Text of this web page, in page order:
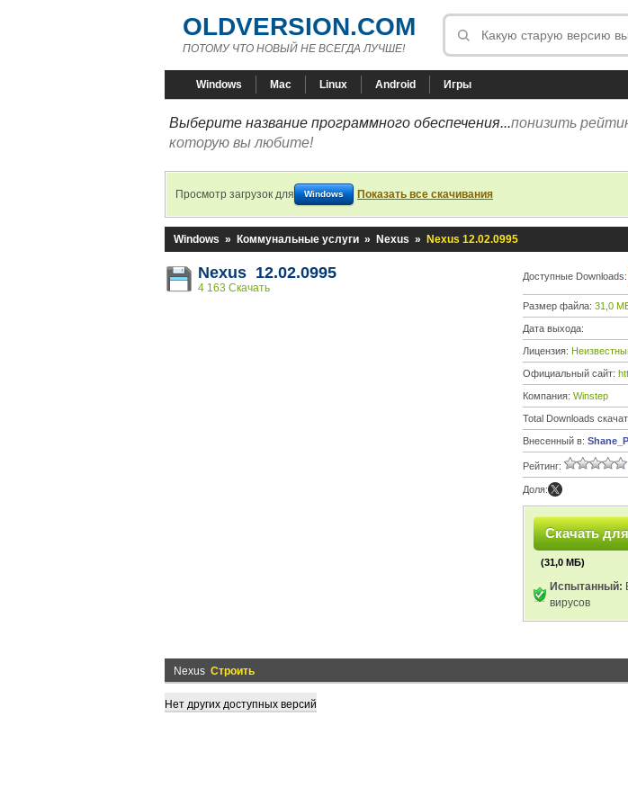
OLDVERSION.COM
ПОТОМУ ЧТО НОВЫЙ НЕ ВСЕГДА ЛУЧШЕ!
Windows Mac Linux Android Игры
Выберите название программного обеспечения...понизить
которую вы любите!
Просмотр загрузок для Windows Показать все скачивания
Windows » Коммунальные услуги » Nexus » Nexus 12.02.0995
Nexus 12.02.0995
4 163 Скачать
Доступные Downloads:
Размер файла: 31,0
Дата выхода:
Лицензия:
Официальный сайт:
Компания: Winstep
Total Downloads
Внесенный в:
Рейтинг:
Доля:
Скачать
(31,0 МБ)
Испытанный:
вирусов
Nexus Строить
Нет других доступных версий